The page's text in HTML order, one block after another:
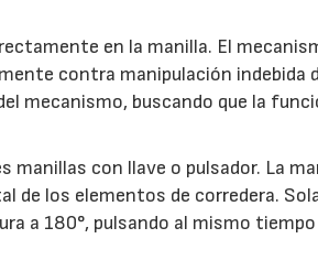
en la manilla. El
contra manipulación indebida
mecanismo, buscando que la
manillas con llave o pulsador. La
de los elementos de corredera.
a 180°, pulsando al mismo